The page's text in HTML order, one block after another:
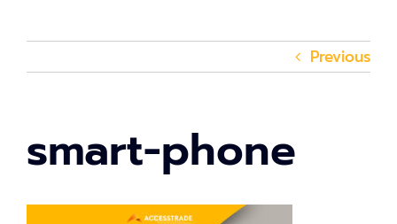
Previous
smart-phone